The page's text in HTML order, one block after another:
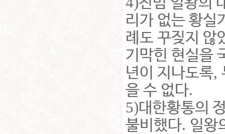
리가 없는 황실
례도 꾸짖지 않
기막힌 현실을
년이 지나도록,
을 수 없다.
5)대한황통의
불비했다. 일왕